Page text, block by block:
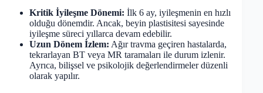
Kritik İyileşme Dönemi: İlk 6 ay, iyileşmenin en hızlı
olduğu dönemdir. Ancak, beyin plastisitesi sayesinde
iyileşme süreci yıllarca devam edebilir.
Uzun Dönem İzlem: Ağır travma geçiren hastalarda,
tekrarlayan BT veya MR taramaları ile durum izlenir.
Ayrıca, bilişsel ve psikolojik değerlendirmeler düzenli
olarak yapılır.